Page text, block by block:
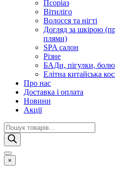
Псоріаз
Вітиліго
Волосся та нігті
Догляд за шкірою
плями)
SPA салон
Різне
БАДи, пігулки,
Елітна китайська
Про нас
Доставка і оплата
Новини
Акції
Пошук
товарів
×